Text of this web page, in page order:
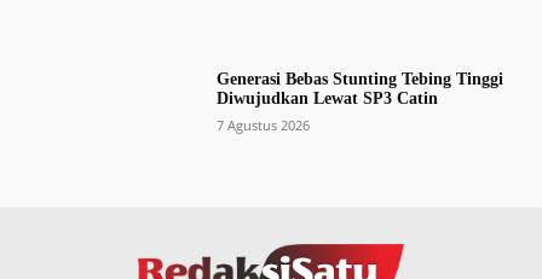
Generasi Bebas Stunting Tebing Tinggi
Diwujudkan Lewat SP3 Catin
7 Agustus 2026